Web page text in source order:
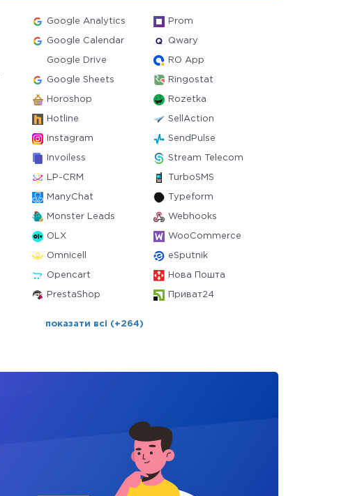
Google Analytics Prom
Google Calendar Qwary
Google Drive RO App
Google Sheets Ringostat
Horoshop Rozetka
Hotline SellAction
Instagram SendPulse
Invoiless Stream Telecom
LP-CRM TurboSMS
ManyChat Typeform
Monster Leads Webhooks
OLX WooCommerce
Omnicell eSputnik
Opencart Нова Пошта
PrestaShop Приват24
показати всі (+264)